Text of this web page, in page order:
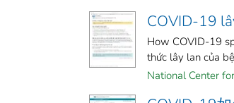
COVID-19
How COVID-19
thức lây lan của
National Center